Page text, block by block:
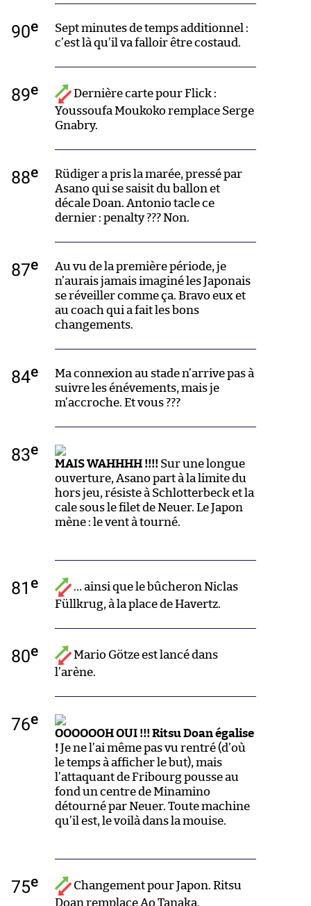
90e
Sept minutes de temps additionnel :
c’est là qu’il va falloir être costaud.
89e
Dernière carte pour Flick :
Youssoufa Moukoko remplace Serge
Gnabry.
88e
Rüdiger a pris la marée, pressé par
Asano qui se saisit du ballon et
décale Doan. Antonio tacle ce
dernier : penalty ??? Non.
87e
Au vu de la première période, je
n’aurais jamais imaginé les Japonais
se réveiller comme ça. Bravo eux et
au coach qui a fait les bons
changements.
84e
Ma connexion au stade n’arrive pas à
suivre les énévements, mais je
m’accroche. Et vous ???
83e
MAIS WAHHHH !!!! Sur une longue
ouverture, Asano part à la limite du
hors jeu, résiste à Schlotterbeck et la
cale sous le filet de Neuer. Le Japon
mène : le vent à tourné.
81 e
… ainsi que le bûcheron Niclas
Füllkrug, à la place de Havertz.
80e
Mario Götze est lancé dans
l’arène.
76e
OOOOOOH OUI !!! Ritsu Doan égalise
! Je ne l’ai même pas vu rentré (d’où
le temps à afficher le but), mais
l’attaquant de Fribourg pousse au
fond un centre de Minamino
détourné par Neuer. Toute machine
qu’il est, le voilà dans la mouise.
75e
Changement pour Japon. Ritsu
Doan remplace Ao Tanaka.